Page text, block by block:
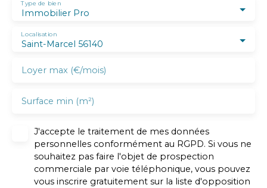
Immobilier Pro
Type de bien
Saint-Marcel 56140
Localisation
Loyer max (€/mois)
Surface min (m²)
J'accepte le traitement de mes données
personnelles conformément au RGPD. Si vous ne
souhaitez pas faire l'objet de prospection
commerciale par voie téléphonique, vous pouvez
vous inscrire gratuitement sur la liste d'opposition